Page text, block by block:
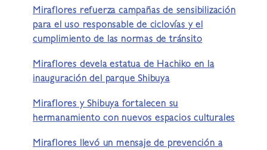
Miraflores refuerza campañas de sensibilización
para el uso responsable de ciclovías y el
cumplimiento de las normas de tránsito
Miraflores devela estatua de Hachiko en la
inauguración del parque Shibuya
Miraflores y Shibuya fortalecen su
hermanamiento con nuevos espacios culturales
Miraflores llevó un mensaje de prevención a